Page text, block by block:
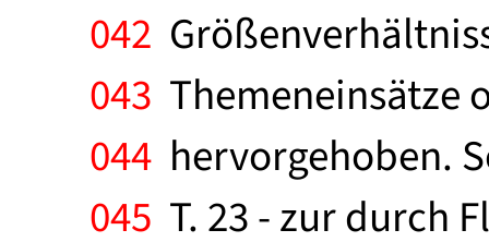
042
043 Themeneinsätze
044 hervorgehoben.
045 T. 23 - zur durch